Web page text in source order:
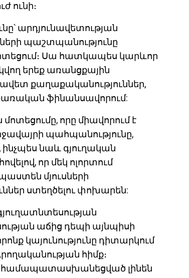
ունի։
արդյունավետության
պաշտպանությունը
Սա հատկապես կարևոր
երեք առանցքային
քաղաքականություններ,
ֆինանսավորում:
որը միավորում է
պահպանությունը,
ինչպես նաև գյուղական
որ մեկ ոլորտում
մյուսների
ստեղծելու փոխարեն:
աճից դեպի այնպիսի
կայունությունը դիտարկում
հիմք։
համապատասխանեցված լինեն